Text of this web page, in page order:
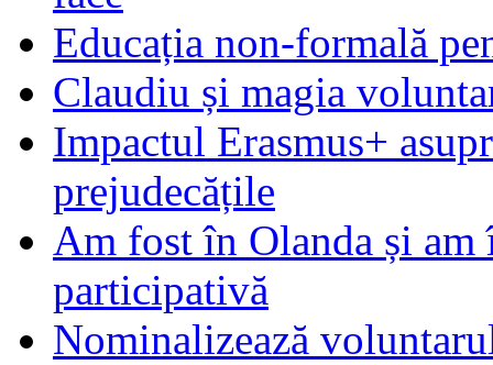
Educația non-formală
Claudiu și magia
Impactul Erasmus+
prejudecățile
Am fost în Olanda și am
participativă
Nominalizează